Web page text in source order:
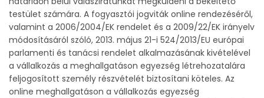
testület számára. A fogyasztói jogviták online rendezéséről,
valamint a 2006/2004/EK rendelet és a 2009/22/EK irányelv
módosításáról szóló, 2013. május 21-i 524/2013/EU európai
parlamenti és tanácsi rendelet alkalmazásának kivételével
a vállalkozás a meghallgatáson egyezség létrehozatalára
feljogosított személy részvételét biztosítani köteles. Az
online meghallgatáson a vállalkozás egyezség